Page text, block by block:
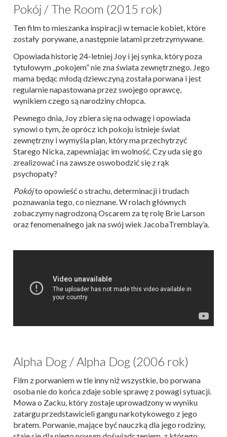
Pokój / The Room (2015 rok)
Ten film to mieszanka inspiracji w temacie kobiet, które
zostały porywane, a następnie latami przetrzymywane.
Opowiada historię 24-letniej Joy i jej synka, który poza
tytułowym „pokojem” nie zna świata zewnętrznego. Jego
mama będąc młodą dziewczyną została porwana i jest
regularnie napastowana przez swojego oprawcę,
wynikiem czego są narodziny chłopca.
Pewnego dnia, Joy zbiera się na odwagę i opowiada
synowi o tym, że oprócz ich pokoju istnieje świat
zewnętrzny i wymyśla plan, który ma przechytrzyć
Starego Nicka, zapewniając im wolność. Czy uda się go
zrealizować i na zawsze oswobodzić się z rąk
psychopaty?
Pokójto opowieść o strachu, determinacji i trudach
poznawania tego, co nieznane. W rolach głównych
zobaczymy nagrodzoną Oscarem za tę rolę Brie Larson
oraz fenomenalnego jak na swój wiek JacobaTremblay’a.
Alpha Dog / Alpha Dog (2006 rok)
Film z porwaniem w tle inny niż wszystkie, bo porwana
osoba nie do końca zdaje sobie sprawę z powagi sytuacji.
Mowa o Zacku, który zostaje uprowadzony w wyniku
zatargu przedstawicieli gangu narkotykowego z jego
bratem. Porwanie, mające być nauczką dla jego rodziny,